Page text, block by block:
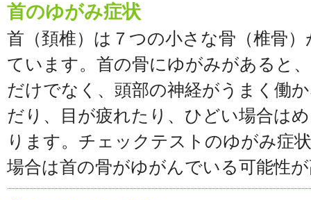
首のゆがみ症状
首（頚椎）は７つの小さな骨（椎骨
ています。首の骨にゆがみがあると
だけでなく、頭部の神経がうまく働
だり、目が疲れたり、ひどい場合は
ります。チェックテストのゆがみ症
場合は首の骨がゆがんでいる可能性